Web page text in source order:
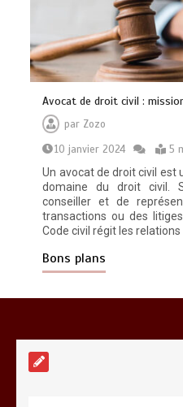
Avocat de droit civil :
par Zozo
10 janvier 2024
5
Un avocat de droit civil est
domaine du droit civil.
conseiller et de
transactions ou des
Code civil régit les relations
Bons plans
Quelles
Massage
Vitalité